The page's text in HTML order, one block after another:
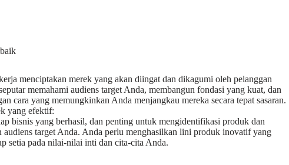
menciptakan merek yang akan diingat dan dikagumi oleh pelanggan
memahami audiens target Anda, membangun fondasi yang kuat, dan
cara yang memungkinkan Anda menjangkau mereka secara tepat sasaran.
yang efektif:
bisnis yang berhasil, dan penting untuk mengidentifikasi produk dan
audiens target Anda. Anda perlu menghasilkan lini produk inovatif yang
setia pada nilai-nilai inti dan cita-cita Anda.